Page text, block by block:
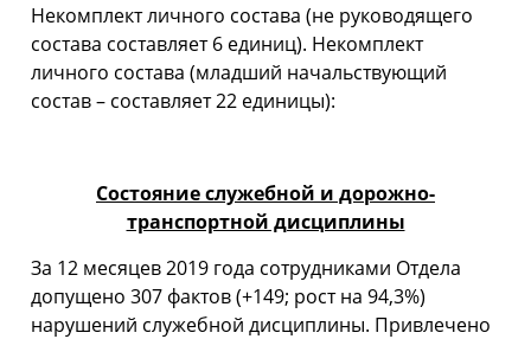
Некомплект личного состава (не руководящего
состава составляет 6 единиц). Некомплект
личного состава (младший начальствующий
состав – составляет 22 единицы):
Состояние служебной и дорожно-
транспортной дисциплины
За 12 месяцев 2019 года сотрудниками Отдела
допущено 307 фактов (+149; рост на 94,3%)
нарушений служебной дисциплины. Привлечено